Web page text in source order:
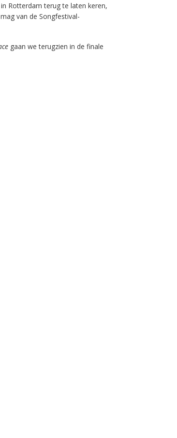
Rotterdam terug te laten keren,
van de Songfestival-
gaan we terugzien in de finale